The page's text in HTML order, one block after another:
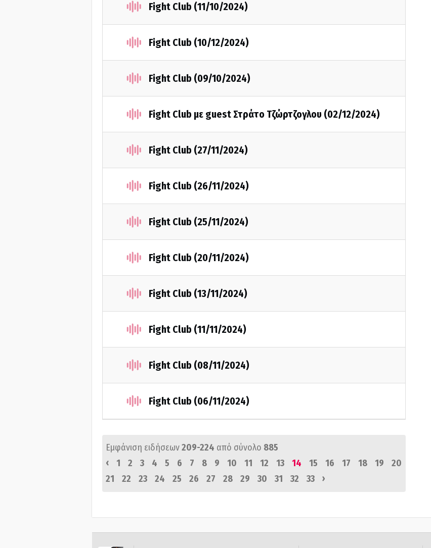
Fight Club (11/10/2024)
Fight Club (10/12/2024)
Fight Club (09/10/2024)
Fight Club με guest Στράτο Τζώρτζογλου (02/12/2024)
Fight Club (27/11/2024)
Fight Club (26/11/2024)
Fight Club (25/11/2024)
Fight Club (20/11/2024)
Fight Club (13/11/2024)
Fight Club (11/11/2024)
Fight Club (08/11/2024)
Fight Club (06/11/2024)
Εμφάνιση ειδήσεων209-224 από σύνολο 885
‹
1 2 3 4 5 6 7 8 9 10 11 12 13 14 15 16 17 18 19
20
21
22 23 24 25 26 27 28 29 30 31 32 33 ›